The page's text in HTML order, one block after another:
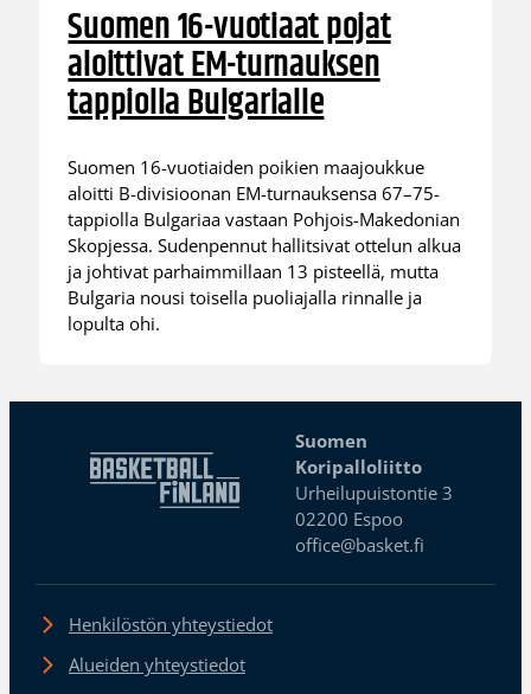
Suomen 16-vuotiaat pojat
aloittivat EM-turnauksen
tappiolla Bulgarialle
Suomen 16-vuotiaiden poikien maajoukkue
aloitti B-divisioonan EM-turnauksensa 67–75-
tappiolla Bulgariaa vastaan Pohjois-Makedonian
Skopjessa. Sudenpennut hallitsivat ottelun alkua
ja johtivat parhaimmillaan 13 pisteellä, mutta
Bulgaria nousi toisella puoliajalla rinnalle ja
lopulta ohi.
Suomen
Koripalloliitto
Urheilupuistontie 3
02200 Espoo
office@basket.fi
Henkilöstön yhteystiedot
Alueiden yhteystiedot